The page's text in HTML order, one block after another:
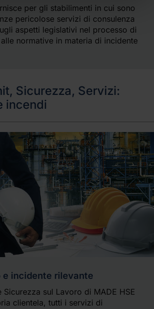
per gli stabilimenti in cui sono
pericolose servizi di consulenza
aspetti legislativi nel processo di
normative in materia di incidente
Sicurezza, Servizi:
incendi
e incidente rilevante
Sicurezza sul Lavoro di MADE HSE
clientela, tutti i servizi di